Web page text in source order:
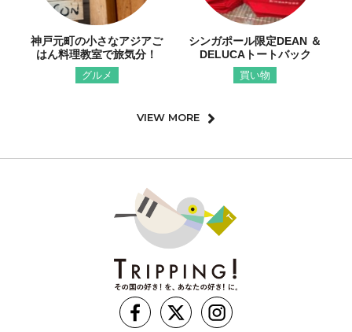
神戸元町の小さなアジアご
はん料理教室で旅気分！
グルメ
シンガポール限定DEAN ＆
DELUCAトートバック
買い物
VIEW MORE